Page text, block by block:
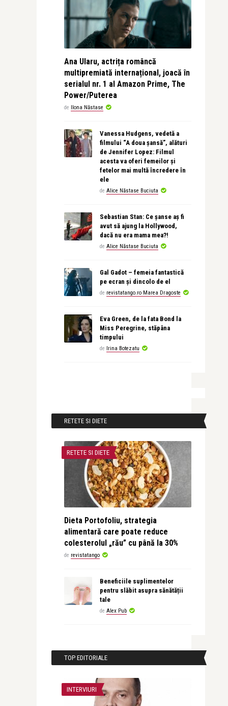
Ana Ularu, actrița româncă
multipremiată internațional, joacă în
serialul nr. 1 al Amazon Prime, The
Power/Puterea
de Ilona Năstase
Vanessa Hudgens, vedetă a
filmului “A doua șansă”, alături
de Jennifer Lopez: Filmul
acesta va oferi femeilor și
fetelor mai multă încredere în
ele
de Alice Năstase Buciuta
Sebastian Stan: Ce șanse aș fi
avut să ajung la Hollywood,
dacă nu era mama mea?!
de Alice Năstase Buciuta
Gal Gadot – femeia fantastică
pe ecran și dincolo de el
de revistatango.ro Marea Dragoste
Eva Green, de la fata Bond la
Miss Peregrine, stăpâna
timpului
de Irina Botezatu
RETETE SI DIETE
RETETE SI DIETE
Dieta Portofoliu, strategia
alimentară care poate reduce
colesterolul „rău” cu până la 30%
de revistatango
Beneficiile suplimentelor
pentru slăbit asupra sănătății
tale
de Alex Pub
TOP EDITORIALE
INTERVIURI